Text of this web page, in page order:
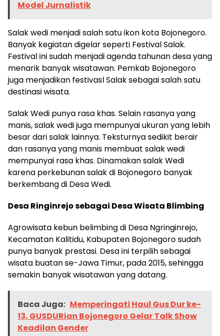
Model Jurnalistik
Salak wedi menjadi salah satu ikon kota Bojonegoro.
Banyak kegiatan digelar seperti Festival Salak.
Festival ini sudah menjadi agenda tahunan desa yang
menarik banyak wisatawan. Pemkab Bojonegoro
juga menjadikan festivasl Salak sebagai salah satu
destinasi wisata.
Salak Wedi punya rasa khas. Selain rasanya yang
manis, salak wedi juga mempunyai ukuran yang lebih
besar dari salak lainnya. Teksturnya sedikit berair
dan rasanya yang manis membuat salak wedi
mempunyai rasa khas. Dinamakan salak Wedi
karena perkebunan salak di Bojonegoro banyak
berkembang di Desa Wedi.
Desa Ringinrejo sebagai Desa Wisata Blimbing
Agrowisata kebun belimbing di Desa Ngringinrejo,
Kecamatan Kalitidu, Kabupaten Bojonegoro sudah
punya banyak prestasi. Desa ini terpilih sebagai
wisata buatan se-Jawa Timur, pada 2015, sehingga
semakin banyak wisatawan yang datang.
Baca Juga: Memperingati Haul Gus Dur ke-
13, GUSDURian Bojonegoro Gelar Talk Show
Keadilan Gender